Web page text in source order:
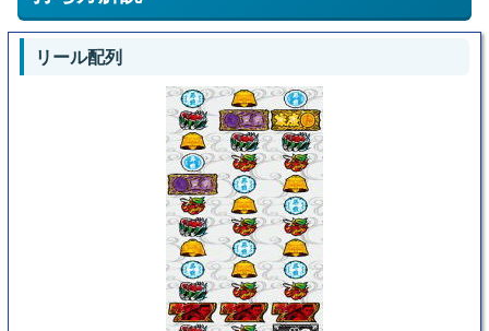
リール配列